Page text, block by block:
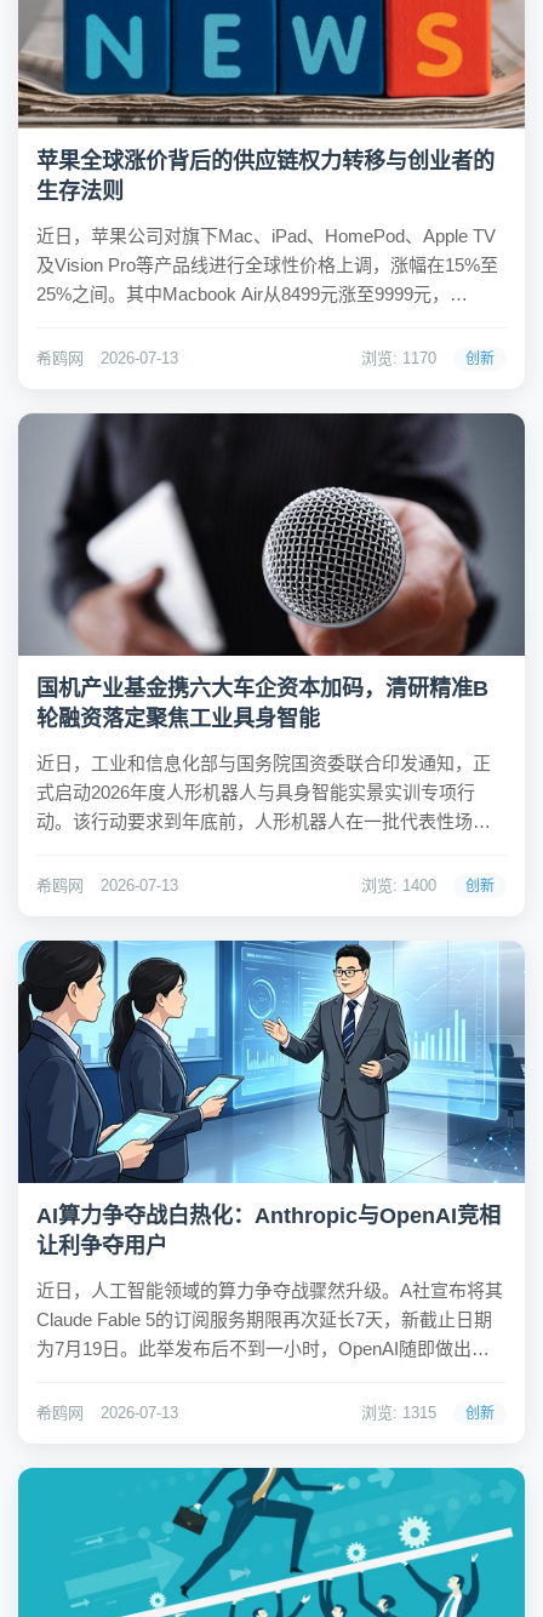
苹果全球涨价背后的供应链权力转移与创业者的
生存法则
近日，苹果公司对旗下Mac、iPad、HomePod、Apple TV
及Vision Pro等产品线进行全球性价格上调，涨幅在15%至
25%之间。其中Macbook Air从8499元涨至9999元，
上千元不等的涨幅。这一调整引发...
希鸥网 2026-07-13 浏览: 1170 创新
国机产业基金携六大车企资本加码，清研精准B
轮融资落定聚焦工业具身智能
近日，工业和信息化部与国务院国资委联合印发通知，正
式启动2026年度人形机器人与具身智能实景实训专项行
动。该行动要求到年底前，人形机器人在一批代表性场景
景，并带动万台级规模落地。与此同时，清研精准在近日
希鸥网 2026-07-13 浏览: 1400 创新
AI算力争夺战白热化：Anthropic与OpenAI竞相
让利争夺用户
近日，人工智能领域的算力争夺战骤然升级。A社宣布将其
Claude Fable 5的订阅服务期限再次延长7天，新截止日期
为7月19日。此举发布后不到一小时，OpenAI随即做出回
这一调整的截止时间。两大前沿AI公司围绕算力资源与用
希鸥网 2026-07-13 浏览: 1315 创新